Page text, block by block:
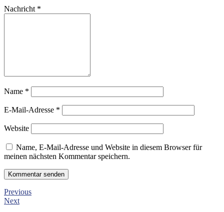
Nachricht *
Name *
E-Mail-Adresse *
Website
Name, E-Mail-Adresse und Website in diesem Browser für
meinen nächsten Kommentar speichern.
Previous
Next